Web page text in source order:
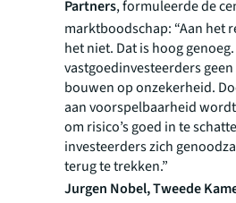
Partners, formuleerde de
marktboodschap: “Aan het
het niet. Dat is hoog
vastgoedinvesteerders
bouwen op onzekerheid.
aan voorspelbaarheid
om risico’s goed in te
investeerders zich
terug te trekken.”
Jurgen Nobel, Tweede